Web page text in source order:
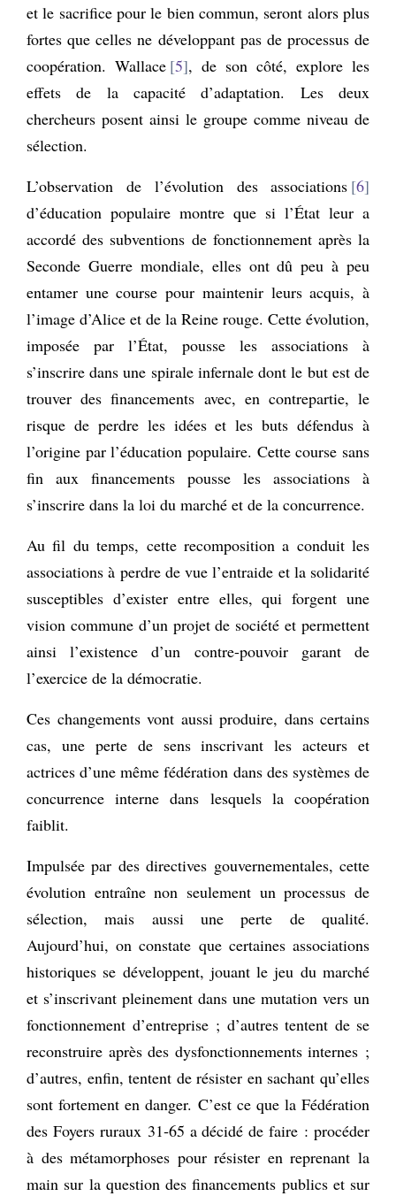
et le sacrifice pour le bien commun, seront alors plus
fortes que celles ne développant pas de processus de
coopération. Wallace 5 , de son côté, explore les
effets de la capacité d’adaptation. Les deux
chercheurs posent ainsi le groupe comme niveau de
sélection.
L’observation de l’évolution des associations 6
d’éducation populaire montre que si l’État leur a
accordé des subventions de fonctionnement après la
Seconde Guerre mondiale, elles ont dû peu à peu
entamer une course pour maintenir leurs acquis, à
l’image d’Alice et de la Reine rouge. Cette évolution,
imposée par l’État, pousse les associations à
s’inscrire dans une spirale infernale dont le but est de
trouver des financements avec, en contrepartie, le
risque de perdre les idées et les buts défendus à
l’origine par l’éducation populaire. Cette course sans
fin aux financements pousse les associations à
s’inscrire dans la loi du marché et de la concurrence.
Au fil du temps, cette recomposition a conduit les
associations à perdre de vue l’entraide et la solidarité
susceptibles d’exister entre elles, qui forgent une
vision commune d’un projet de société et permettent
ainsi l’existence d’un contre-pouvoir garant de
l’exercice de la démocratie.
Ces changements vont aussi produire, dans certains
cas, une perte de sens inscrivant les acteurs et
actrices d’une même fédération dans des systèmes de
concurrence interne dans lesquels la coopération
faiblit.
Impulsée par des directives gouvernementales, cette
évolution entraîne non seulement un processus de
sélection, mais aussi une perte de qualité.
Aujourd’hui, on constate que certaines associations
historiques se développent, jouant le jeu du marché
et s’inscrivant pleinement dans une mutation vers un
fonctionnement d’entreprise ; d’autres tentent de se
reconstruire après des dysfonctionnements internes ;
d’autres, enfin, tentent de résister en sachant qu’elles
sont fortement en danger. C’est ce que la Fédération
des Foyers ruraux 31‑65 a décidé de faire : procéder
à des métamorphoses pour résister en reprenant la
main sur la question des financements publics et sur